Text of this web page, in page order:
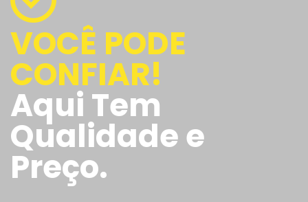
VOCÊ PODE
CONFIAR!
Aqui Tem
Qualidade e
Preço.